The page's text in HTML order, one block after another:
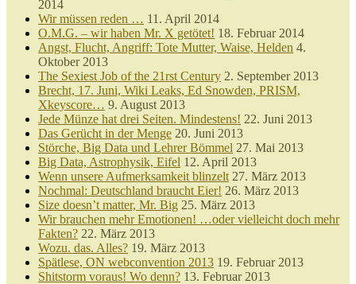
2014
Wir müssen reden … 11. April 2014
O.M.G. – wir haben Mr. X getötet! 18. Februar 2014
Angst, Flucht, Angriff: Tote Mutter, Waise, Helden 4.
Oktober 2013
The Sexiest Job of the 21rst Century 2. September 2013
Brecht, 17. Juni, Wiki Leaks, Ed Snowden, PRISM,
Xkeyscore… 9. August 2013
Jede Münze hat drei Seiten. Mindestens! 22. Juni 2013
Das Gerücht in der Menge 20. Juni 2013
Störche, Big Data und Lehrer Bömmel 27. Mai 2013
Big Data, Astrophysik, Eifel 12. April 2013
Wenn unsere Aufmerksamkeit blinzelt 27. März 2013
Nochmal: Deutschland braucht Eier! 26. März 2013
Size doesn’t matter, Mr. Big 25. März 2013
Wir brauchen mehr Emotionen! …oder vielleicht doch mehr
Fakten? 22. März 2013
Wozu. das. Alles? 19. März 2013
Spätlese, ON webconvention 2013 19. Februar 2013
Shitstorm voraus! Wo denn? 13. Februar 2013